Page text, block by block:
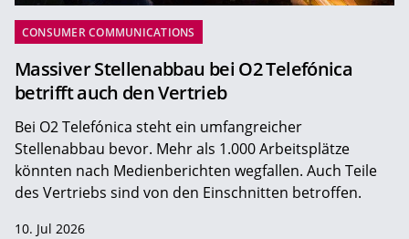
CONSUMER COMMUNICATIONS
Massiver Stellenabbau bei O2 Telefónica
betrifft auch den Vertrieb
Bei O2 Telefónica steht ein umfangreicher
Stellenabbau bevor. Mehr als 1.000 Arbeitsplätze
könnten nach Medienberichten wegfallen. Auch Teile
des Vertriebs sind von den Einschnitten betroffen.
10. Jul 2026